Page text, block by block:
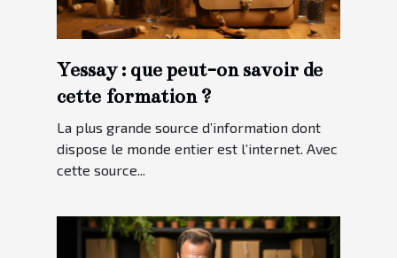
Yessay : que peut-on savoir de
cette formation ?
La plus grande source d’information dont
dispose le monde entier est l’internet. Avec
cette source...